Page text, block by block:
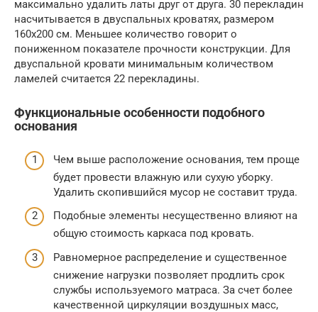
максимально удалить латы друг от друга. 30 перекладин
насчитывается в двуспальных кроватях, размером
160х200 см. Меньшее количество говорит о
пониженном показателе прочности конструкции. Для
двуспальной кровати минимальным количеством
ламелей считается 22 перекладины.
Функциональные особенности подобного
основания
Чем выше расположение основания, тем проще
будет провести влажную или сухую уборку.
Удалить скопившийся мусор не составит труда.
Подобные элементы несущественно влияют на
общую стоимость каркаса под кровать.
Равномерное распределение и существенное
снижение нагрузки позволяет продлить срок
службы используемого матраса. За счет более
качественной циркуляции воздушных масс,